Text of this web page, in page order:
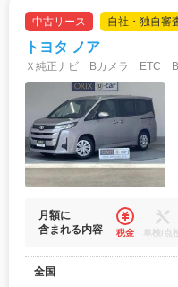
中古リース 自社・独自審
トヨタ ノア
Ｘ純正ナビ Bカメラ ETC
月額に
含まれる内容
税金 車検/点
全国